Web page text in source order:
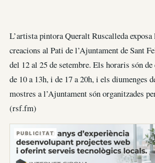
L’artista pintora Queralt Ruscalleda exposa
creacions al Pati de l’Ajuntament de Sant
del 12 al 25 de setembre. Els horaris són
de 10 a 13h, i de 17 a 20h, i els diumenges
mostres a l’Ajuntament són organitzades
(rsf.fm)
PUBLICITAT